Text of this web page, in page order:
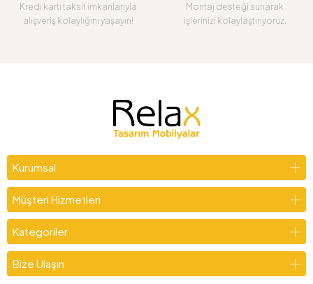
Kredi kartı taksit imkanlarıyla
alışveriş kolaylığını yaşayın!
Montaj desteği sunarak
işlerinizi kolaylaştırıyoruz.
Kurumsal
Müşteri Hizmetleri
Kategoriler
Bize Ulaşın